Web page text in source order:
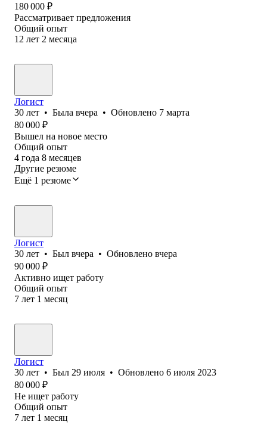
180 000 ₽
Рассматривает предложения
Общий опыт
12 лет 2 месяца
Логист
30 лет • Была вчера • Обновлено 7 марта
80 000 ₽
Вышел на новое место
Общий опыт
4 года 8 месяцев
Другие резюме
Ещё 1 резюме
Логист
30 лет • Был вчера • Обновлено вчера
90 000 ₽
Активно ищет работу
Общий опыт
7 лет 1 месяц
Логист
30 лет • Был 29 июля • Обновлено 6 июля 2023
80 000 ₽
Не ищет работу
Общий опыт
7 лет 1 месяц